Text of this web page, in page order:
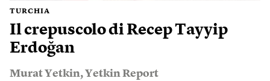
TURCHIA
Il crepuscolo di Recep Tayyip
Erdoğan
Murat Yetkin,Yetkin Report